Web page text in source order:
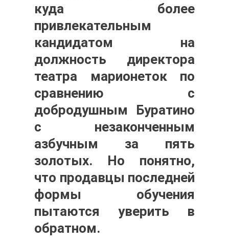
куда более
привлекательным
кандидатом на
должность директора
театра марионеток по
сравнению с
добродушным Буратино
с незаконченным
азбучным за пять
золотых. Но понятно,
что продавцы последней
формы обучения
пытаются уверить в
обратном.